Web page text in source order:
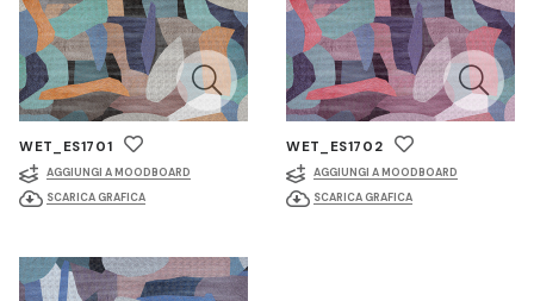
WET_ES1701
AGGIUNGI A MOODBOARD
SCARICA GRAFICA
WET_ES1702
AGGIUNGI A MOODBOARD
SCARICA GRAFICA